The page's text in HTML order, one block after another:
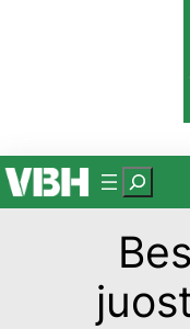
P
a
i
e
š